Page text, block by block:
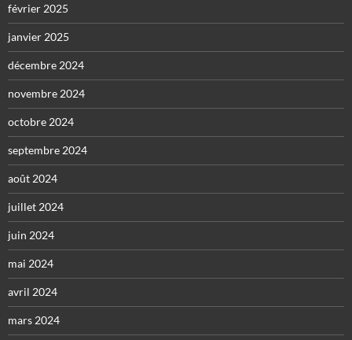
février 2025
janvier 2025
décembre 2024
novembre 2024
octobre 2024
septembre 2024
août 2024
juillet 2024
juin 2024
mai 2024
avril 2024
mars 2024